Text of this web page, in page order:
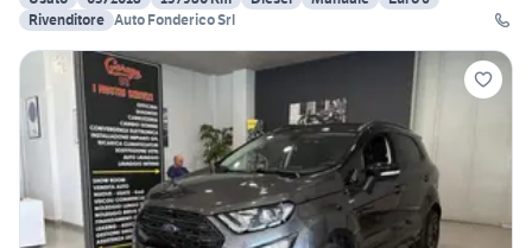
Rivenditore Auto Fonderico Srl